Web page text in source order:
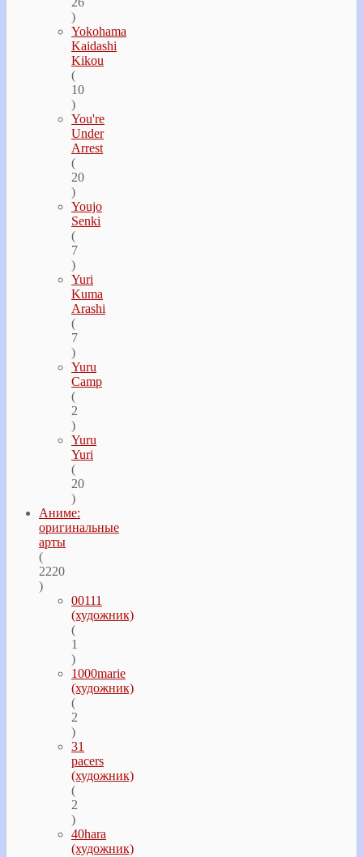
)
Yokohama
Kaidashi
Kikou
(
10
)
You're
Under
Arrest
(
20
)
Youjo
Senki
(
7
)
Yuri
Kuma
Arashi
(
7
)
Yuru
Camp
(
2
)
Yuru
Yuri
(
20
)
Аниме:
оригинальные
арты
(
2220
)
00111
(художник)
(
1
)
1000marie
(художник)
(
2
)
31
pacers
(художник)
(
2
)
40hara
(художник)